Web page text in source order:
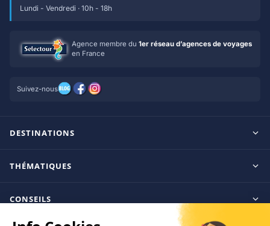
Lundi - Vendredi · 10h - 18h
Agence membre du 1er réseau d’agences de voyages
en France
Suivez-nous
DESTINATIONS
Ile Maurice
THÉMATIQUES
CONSEILS
Le blog d’OnParOu